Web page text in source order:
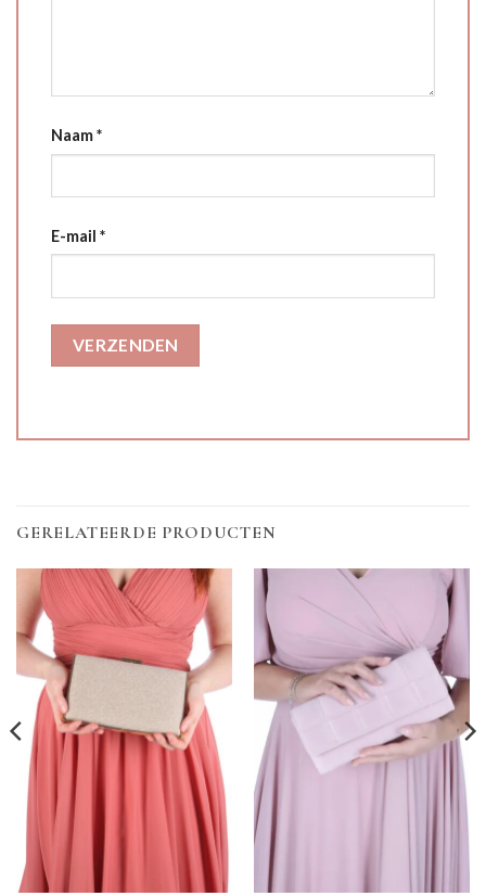
Naam*
E-mail *
GERELATEERDE PRODUCTEN